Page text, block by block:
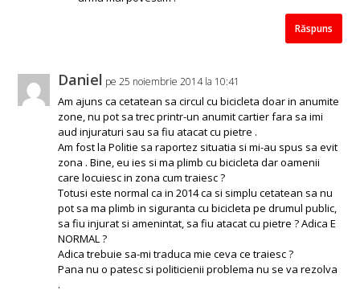
Răspuns
Daniel pe 25 noiembrie 2014 la 10:41
Am ajuns ca cetatean sa circul cu bicicleta doar in anumite
zone, nu pot sa trec printr-un anumit cartier fara sa imi
aud injuraturi sau sa fiu atacat cu pietre .
Am fost la Politie sa raportez situatia si mi-au spus sa evit
zona . Bine, eu ies si ma plimb cu bicicleta dar oamenii
care locuiesc in zona cum traiesc ?
Totusi este normal ca in 2014 ca si simplu cetatean sa nu
pot sa ma plimb in siguranta cu bicicleta pe drumul public,
sa fiu injurat si amenintat, sa fiu atacat cu pietre ? Adica E
NORMAL ?
Adica trebuie sa-mi traduca mie ceva ce traiesc ?
Pana nu o patesc si politicienii problema nu se va rezolva
.